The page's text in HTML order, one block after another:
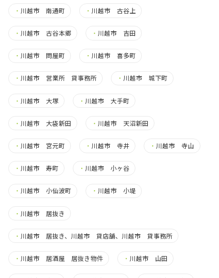
・ 川越市 南通町 ・ 川越市 古谷上
・ 川越市 古谷本郷 ・ 川越市 吉田
・ 川越市 問屋町 ・ 川越市 喜多町
・ 川越市 営業所 貸事務所 ・ 川越市 城下町
・ 川越市 大塚 ・ 川越市 大手町
・ 川越市 大袋新田 ・ 川越市 天沼新田
・ 川越市 宮元町 ・ 川越市 寺井 ・ 川越市 寺山
・ 川越市 寿町 ・ 川越市 小ヶ谷
・ 川越市 小仙波町 ・ 川越市 小堤
・ 川越市 居抜き
・ 川越市 居抜き、川越市 貸店舗、川越市 貸事務所
・ 川越市 居酒屋 居抜き物件 ・ 川越市 山田